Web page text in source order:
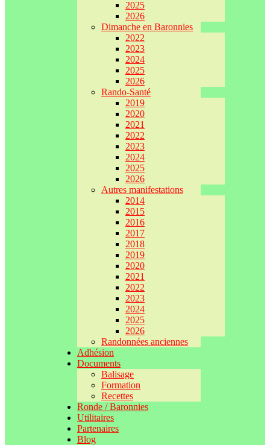
2025
2026
Dimanche en Baronnies
2022
2023
2024
2025
2026
Rando-Santé
2019
2020
2021
2022
2023
2024
2025
2026
Autres manifestations
2014
2015
2016
2017
2018
2019
2020
2021
2022
2023
2024
2025
2026
Randonnées anciennes
Adhésion
Documents
Balisage
Formation
Recettes
Ronde / Baronnies
Utilitaires
Partenaires
Blog